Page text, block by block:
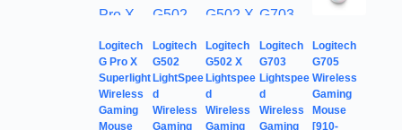
Logitech
G Pro X
Superlight
Wireless
Gaming
Mouse
Logitech
G502
LightSpee
d
Wireless
Gaming
Logitech
G502 X
Lightspee
d
Wireless
Gaming
Logitech
G703
Lightspee
d
Wireless
Gaming
Logitech
G705
Wireless
Gaming
Mouse
[910-